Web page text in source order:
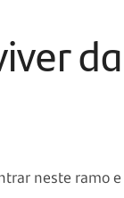
neste ramo